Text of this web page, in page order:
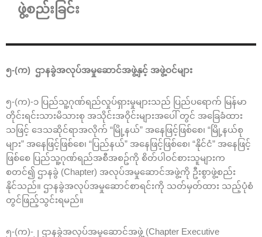
ဖွဲ့စည်းခြင်း
၅-(က) ဌာနခွဲအလုပ်အမှုဆောင်အဖွဲ့နှင့် အဖွဲ့ဝင်များ
၅-(က)-၁ ပြည်သူ့ဂုဏ်ရည်လှုပ်ရှားမှုများသည် ပြည်ပရောက် မြန်မာ
တိုင်းရင်းသားမိသားစု အသိုင်းအဝိုင်းများအပေါ် တွင် အခြေခံထား
သဖြင့် ဒေသဆိုင်ရာအလိုက် “မြို့နယ်” အနေဖြင့်ဖြစ်စေ၊ “မြို့နယ်စု
များ” အနေဖြင့်ဖြစ်စေ၊ “ပြည်နယ်” အနေဖြင့်ဖြစ်စေ၊ “နိုင်ငံ” အနေဖြင့်
ဖြစ်စေ ပြည်သူ့ဂုဏ်ရည်အစီအစဥ်ကို စိတ်ပါဝင်စားသူများက
စတင်၍ ဌာနခွဲ (Chapter) အလုပ်အမှုဆောင်အဖွဲ့ကို ဦးစွာဖွဲ့စည်း
နိုင်သည်။ ဌာနခွဲအလုပ်အမှုဆောင်စာရင်းကို သတ်မှတ်ထား သည့်ပုံစံ
တွင်ဖြည့်သွင်းရမည်။
၅-(က)-၂ ဌာနခွဲအလုပ်အမှုဆောင်အဖွဲ့ (Chapter Executive